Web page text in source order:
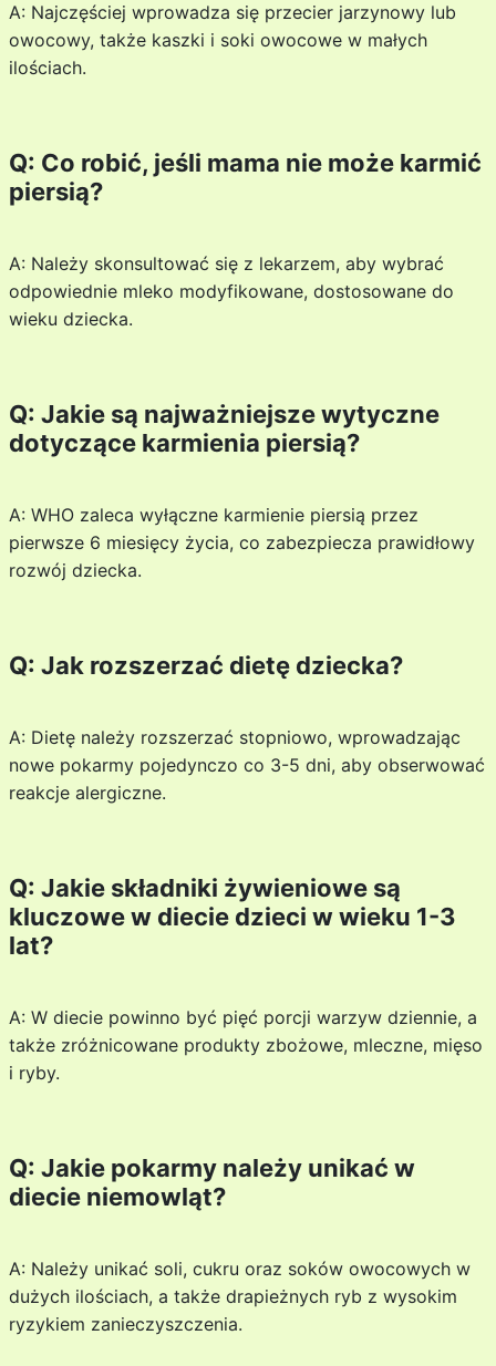
A: Najczęściej wprowadza się przecier jarzynowy lub
owocowy, także kaszki i soki owocowe w małych
ilościach.
Q: Co robić, jeśli mama nie może karmić
piersią?
A: Należy skonsultować się z lekarzem, aby wybrać
odpowiednie mleko modyfikowane, dostosowane do
wieku dziecka.
Q: Jakie są najważniejsze wytyczne
dotyczące karmienia piersią?
A: WHO zaleca wyłączne karmienie piersią przez
pierwsze 6 miesięcy życia, co zabezpiecza prawidłowy
rozwój dziecka.
Q: Jak rozszerzać dietę dziecka?
A: Dietę należy rozszerzać stopniowo, wprowadzając
nowe pokarmy pojedynczo co 3-5 dni, aby obserwować
reakcje alergiczne.
Q: Jakie składniki żywieniowe są
kluczowe w diecie dzieci w wieku 1-3
lat?
A: W diecie powinno być pięć porcji warzyw dziennie, a
także zróżnicowane produkty zbożowe, mleczne, mięso
i ryby.
Q: Jakie pokarmy należy unikać w
diecie niemowląt?
A: Należy unikać soli, cukru oraz soków owocowych w
dużych ilościach, a także drapieżnych ryb z wysokim
ryzykiem zanieczyszczenia.